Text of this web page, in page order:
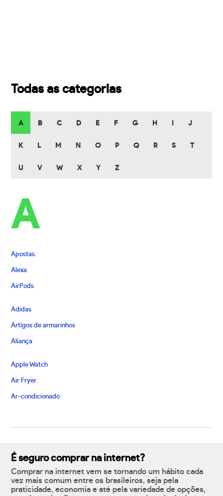
Todas as categorias
A B C D E F G H J
K L M N O P Q R S T
U V W X Y Z
A
Apostas
Alexa
AirPods
Adidas
Artigos de armarinhos
Aliança
Apple Watch
Air Fryer
Ar-condicionado
É seguro comprar na internet?
Comprar na internet vem se tornando um hábito cada
vez mais comum entre os brasileiros, seja pela
praticidade, economia e até pela variedade de opções,